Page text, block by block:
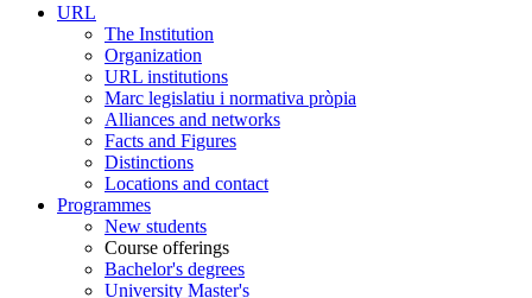
URL
The Institution
Organization
URL institutions
Marc legislatiu i normativa pròpia
Alliances and networks
Facts and Figures
Distinctions
Locations and contact
Programmes
New students
Course offerings
Bachelor's degrees
University Master's